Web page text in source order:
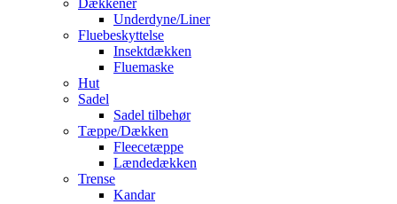
Dækkener
Underdyne/Liner
Fluebeskyttelse
Insektdækken
Fluemaske
Hut
Sadel
Sadel tilbehør
Tæppe/Dækken
Fleecetæppe
Lændedækken
Trense
Kandar